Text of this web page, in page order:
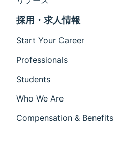
採用・求人情報
Start Your Career
Professionals
Students
Who We Are
Compensation & Benefits